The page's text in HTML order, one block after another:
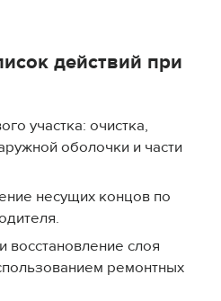
действий при
участка: очистка,
оболочки и части
несущих концов по
восстановление слоя
ремонтных